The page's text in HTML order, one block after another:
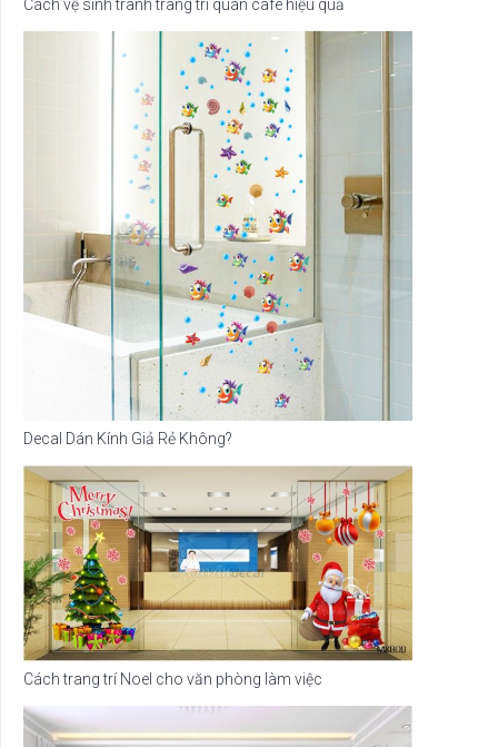
Cách vệ sinh tranh trang trí quán café hiệu quả
Decal Dán Kính Giả Rẻ Không?
Cách trang trí Noel cho văn phòng làm việc